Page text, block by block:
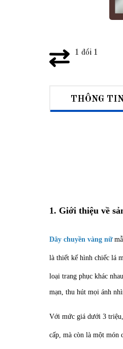
1 đổi 1
THÔNG
1. Giới thiệu về
Dây chuyền vàng nữ
là thiết kế hình chiếc lá
loại trang phục khác
mạn, thu hút mọi ánh
Với mức giá dưới 3 triệu,
cấp, mà còn là một món